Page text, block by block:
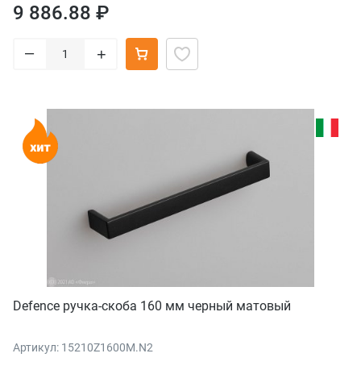
9 886.88 ₽
– +
Defence ручка-скоба 160 мм черный матовый
Артикул: 15210Z1600M.N2